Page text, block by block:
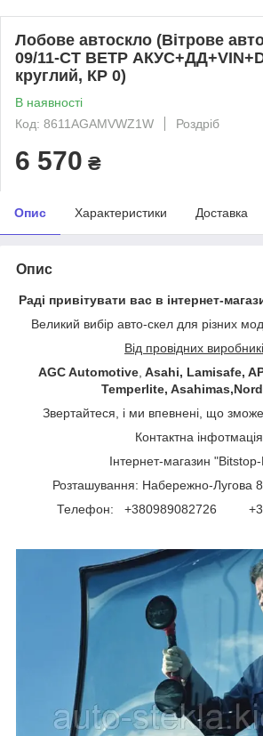
Лобове автоскло (Вітрове
09/11-СТ ВЕТР
круглий, КР 0)
В наявності
Код: 8611AGAMVWZ1W
Роздріб
6 570 ₴
Опис Характеристики Доставка
Опис
Раді привітувати вас в інтернет-
Великий вибір авто-скел для різних
Від провідних
AGC Automotive Asahi, Lamisafe,
Temperlite,
Звертайтеся, і ми впевнені, що
Контактна інфотмація
Інтернет-магазин
Розташування: Набережно-Лугова 8
Телефон: +380989082726